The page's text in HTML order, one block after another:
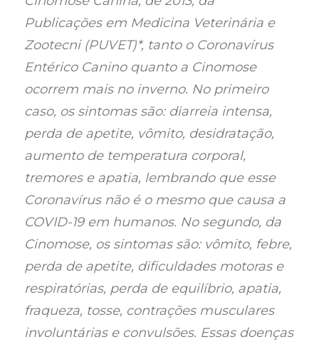
Publicações em Medicina Veterinária e
Zootecni (PUVET)*, tanto o Coronavírus
Entérico Canino quanto a Cinomose
ocorrem mais no inverno. No primeiro
caso, os sintomas são: diarreia intensa,
perda de apetite, vômito, desidratação,
aumento de temperatura corporal,
tremores e apatia, lembrando que esse
Coronavírus não é o mesmo que causa a
COVID-19 em humanos. No segundo, da
Cinomose, os sintomas são: vômito, febre,
perda de apetite, dificuldades motoras e
respiratórias, perda de equilíbrio, apatia,
fraqueza, tosse, contrações musculares
involuntárias e convulsões. Essas doenças